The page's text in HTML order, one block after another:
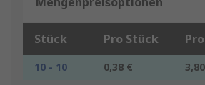
Stück Pro Stück
10 - 10 0,38 €